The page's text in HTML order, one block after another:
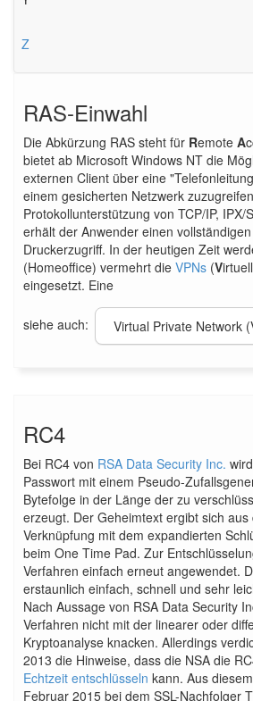
Z
RAS-Einwahl
Die Abkürzung RAS steht für Remote A
bietet ab Microsoft Windows NT die
externen Client über eine
einem gesicherten Netzwerk
Protokollunterstützung von TCP/IP, IPX/
erhält der Anwender einen
Druckerzugriff. In der heutigen Zeit
(Homeoffice) vermehrt die VPNs (Virtuell
eingesetzt. Eine
siehe auch: Virtual Private Network
RC4
Bei RC4 von RSA Data Security Inc.
Passwort mit einem Pseudo-
Bytefolge in der Länge der zu
erzeugt. Der Geheimtext ergibt sich aus
Verknüpfung mit dem expandierten
beim One Time Pad. Zur
Verfahren einfach erneut angewendet.
erstaunlich einfach, schnell und sehr
Nach Aussage von RSA Data Security
Verfahren nicht mit der linearer oder
Kryptoanalyse knacken. Allerdings
2013 die Hinweise, dass die NSA die
Echtzeit entschlüsseln kann. Aus
Februar 2015 bei dem SSL-Nachfolger